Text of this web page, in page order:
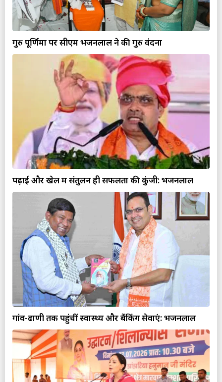
गुरु पूर्णिमा पर सीएम भजनलाल ने की गुरु वंदना
पढ़ाई और खेल में संतुलन ही सफलता की कुंजी: भजनलाल
गांव-ढाणी तक पहुंचीं स्वास्थ्य और बैंकिंग सेवाएं: भजनलाल